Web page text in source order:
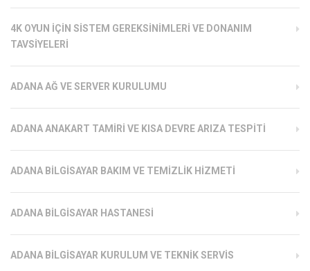
4K OYUN İÇIN SISTEM GEREKSINIMLERI VE DONANIM
TAVSIYELERI
ADANA AĞ VE SERVER KURULUMU
ADANA ANAKART TAMIRI VE KISA DEVRE ARIZA TESPITI
ADANA BILGISAYAR BAKIM VE TEMIZLIK HIZMETI
ADANA BILGISAYAR HASTANESI
ADANA BILGISAYAR KURULUM VE TEKNIK SERVIS